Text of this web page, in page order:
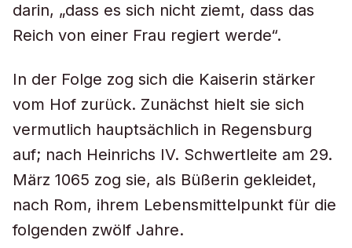
darin, „dass es sich nicht ziemt, dass das
Reich von einer Frau regiert werde“.
In der Folge zog sich die Kaiserin stärker
vom Hof zurück. Zunächst hielt sie sich
vermutlich hauptsächlich in Regensburg
auf; nach Heinrichs IV. Schwertleite am 29.
März 1065 zog sie, als Büßerin gekleidet,
nach Rom, ihrem Lebensmittelpunkt für die
folgenden zwölf Jahre.